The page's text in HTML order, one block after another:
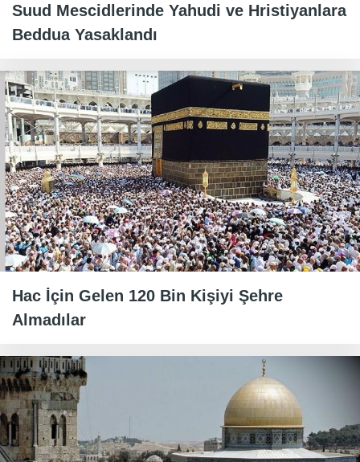
Suud Mescidlerinde Yahudi ve Hristiyanlara
Beddua Yasaklandı
Hac İçin Gelen 120 Bin Kişiyi Şehre
Almadılar